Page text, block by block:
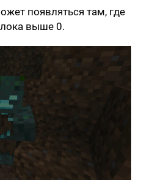
появляться там, где
выше 0.